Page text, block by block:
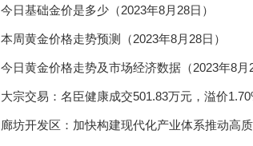
新疆发放稳岗返还资金 扩大失业
我国数字经济蓬勃发展 网络消
今日基础金价是多少（2023年8月28日）
本周黄金价格走势预测（2023年8月28日）
今日黄金价格走势及市场经济数据（2023年8月
大宗交易：名臣健康成交501.83万元，溢价
廊坊开发区：加快构建现代化产业体系推动高